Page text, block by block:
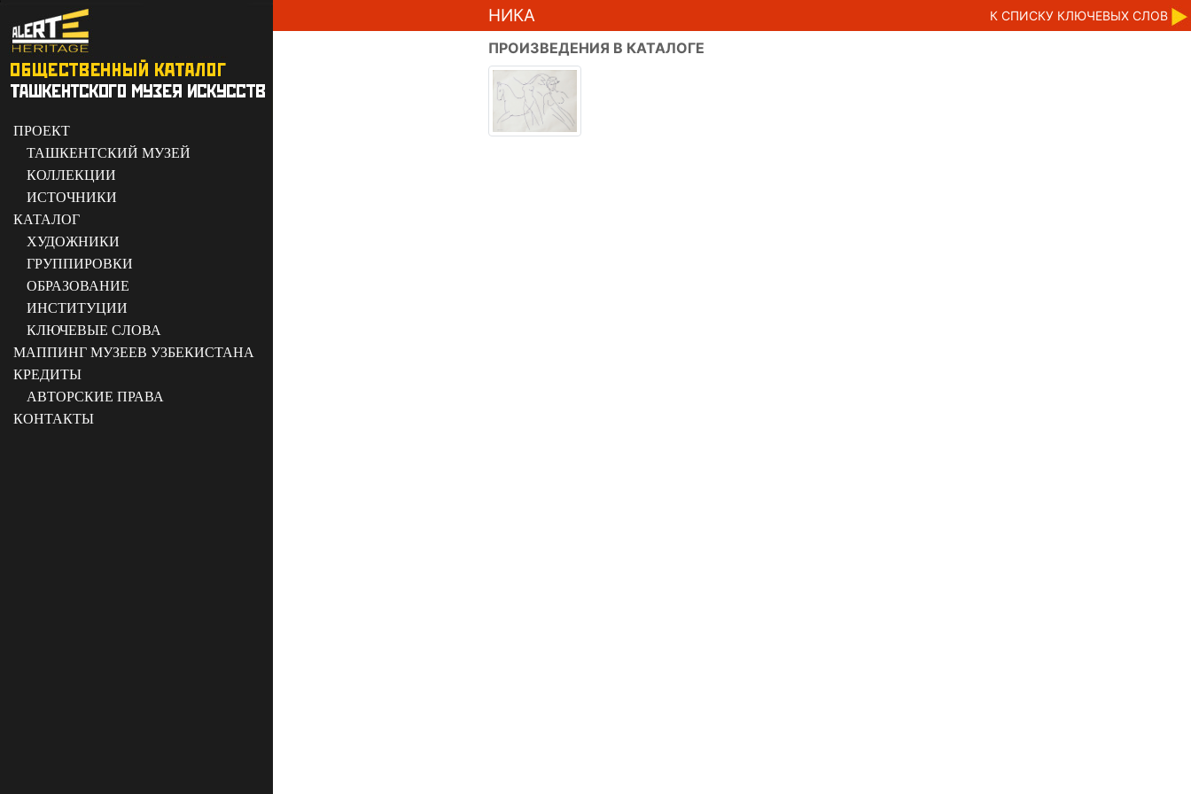
ПРОЕКТ
ТАШКЕНТСКИЙ МУЗЕЙ
КОЛЛЕКЦИИ
ИСТОЧНИКИ
КАТАЛОГ
ХУДОЖНИКИ
ГРУППИРОВКИ
ОБРАЗОВАНИЕ
ИНСТИТУЦИИ
КЛЮЧЕВЫЕ СЛОВА
МАППИНГ МУЗЕЕВ УЗБЕКИСТАНА
КРЕДИТЫ
АВТОРСКИЕ ПРАВА
КОНТАКТЫ
НИКА К CПИСКУ КЛЮЧЕВЫХ СЛОВ
ПРОИЗВЕДЕНИЯ В КАТАЛОГЕ